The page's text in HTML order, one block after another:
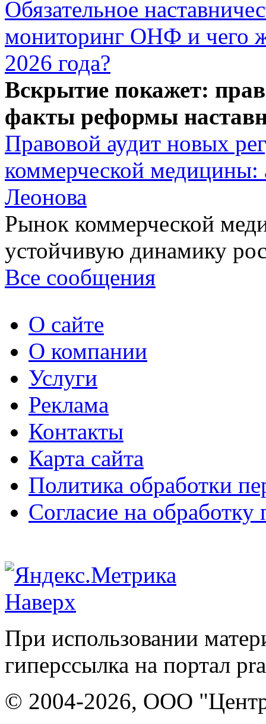
Обязательное
мониторинг ОНФ и чего
2026 года?
Вскрытие покажет:
факты реформы
Правовой аудит новых
коммерческой медицины:
Леонова
Рынок коммерческой
устойчивую динамику
Все сообщения
О сайте
О компании
Услуги
Реклама
Контакты
Карта сайта
Политика обработки
Согласие на
Наверх
При использовании
гиперссылка на портал
© 2004-2026, ООО "Центр